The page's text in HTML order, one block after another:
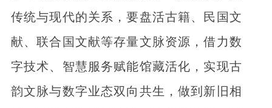
传统与现代的关系，要盘活古籍、民国文
献、联合国文献等存量文脉资源，借力数
字技术、智慧服务赋能馆藏活化，实现古
韵文脉与数字业态双向共生，做到新旧相